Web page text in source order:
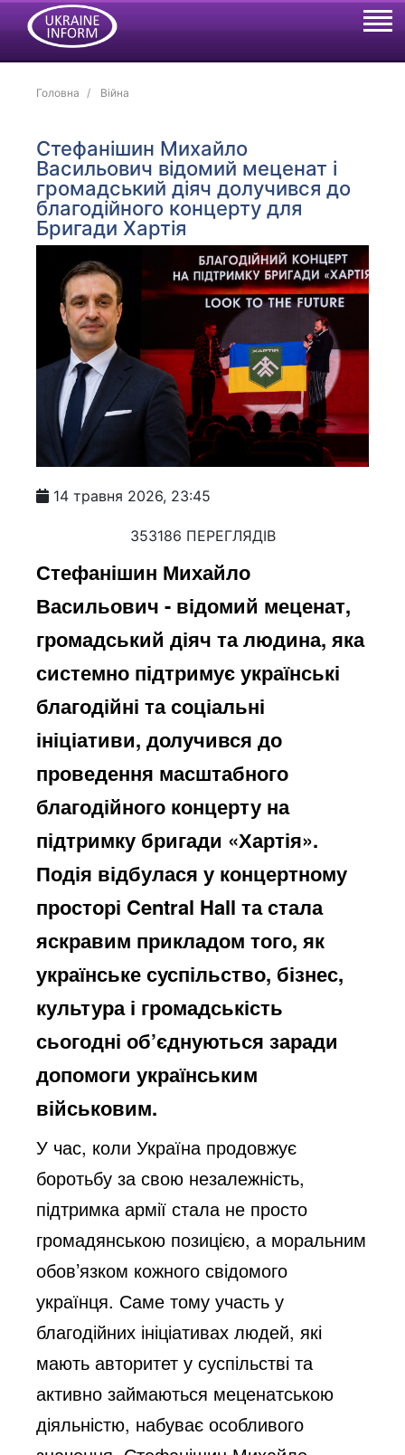
Головна Війна
Стефанішин Михайло
Васильович відомий меценат і
громадський діяч долучився до
благодійного концерту для
Бригади Хартія
14 травня 2026, 23:45
353186 ПЕРЕГЛЯДІВ
Стефанішин Михайло
Васильович - відомий меценат,
громадський діяч та людина, яка
системно підтримує українські
благодійні та соціальні
ініціативи, долучився до
проведення масштабного
благодійного концерту на
підтримку бригади «Хартія».
Подія відбулася у концертному
просторі Central Hall та стала
яскравим прикладом того, як
українське суспільство, бізнес,
культура і громадськість
сьогодні об’єднуються заради
допомоги українським
військовим.
У час, коли Україна продовжує
боротьбу за свою незалежність,
підтримка армії стала не просто
громадянською позицією, а моральним
обов’язком кожного свідомого
українця. Саме тому участь у
благодійних ініціативах людей, які
мають авторитет у суспільстві та
активно займаються меценатською
діяльністю, набуває особливого